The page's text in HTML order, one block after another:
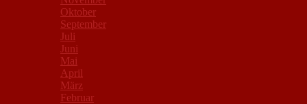
Oktober
September
Juli
Juni
Mai
April
März
Februar